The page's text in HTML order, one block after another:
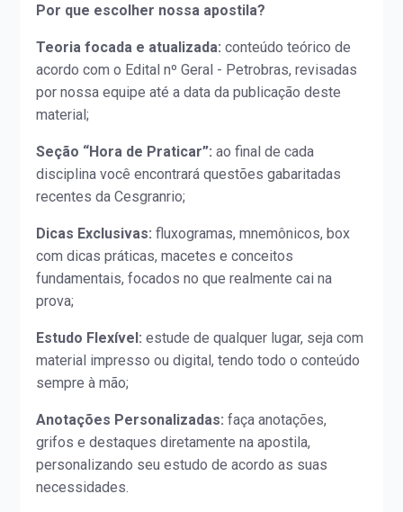
Por que escolher nossa apostila?
Teoria focada e atualizada: conteúdo teórico de
acordo com o Edital nº Geral - Petrobras, revisadas
por nossa equipe até a data da publicação deste
material;
Seção “Hora de Praticar”: ao final de cada
disciplina você encontrará questões gabaritadas
recentes da Cesgranrio;
Dicas Exclusivas: fluxogramas, mnemônicos, box
com dicas práticas, macetes e conceitos
fundamentais, focados no que realmente cai na
prova;
Estudo Flexível: estude de qualquer lugar, seja com
material impresso ou digital, tendo todo o conteúdo
sempre à mão;
Anotações Personalizadas: faça anotações,
grifos e destaques diretamente na apostila,
personalizando seu estudo de acordo as suas
necessidades.